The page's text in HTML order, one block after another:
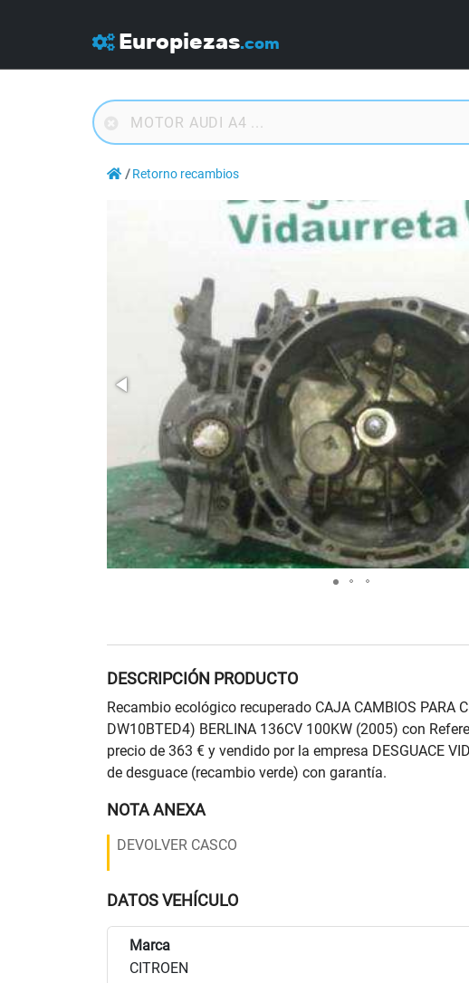
Europiezas.com
Retorno recambios
DESCRIPCIÓN PRODUCTO
Recambio ecológico recuperado CAJA CAMBIOS PARA
DW10BTED4) BERLINA 136CV 100KW (2005) con
precio de 363 € y vendido por la empresa DESGUACE
de desguace (recambio verde) con garantía.
NOTA ANEXA
DEVOLVER CASCO
DATOS VEHÍCULO
Marca
CITROEN